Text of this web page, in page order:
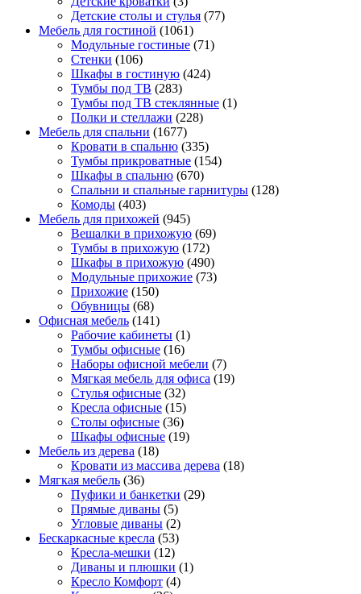
Детские столы и стулья (77)
Мебель для гостиной (1061)
Модульные гостиные (71)
Стенки (106)
Шкафы в гостиную (424)
Тумбы под ТВ (283)
Тумбы под ТВ стеклянные (1)
Полки и стеллажи (228)
Мебель для спальни (1677)
Кровати в спальню (335)
Тумбы прикроватные (154)
Шкафы в спальню (670)
Спальни и спальные гарнитуры (128)
Комоды (403)
Мебель для прихожей (945)
Вешалки в прихожую (69)
Тумбы в прихожую (172)
Шкафы в прихожую (490)
Модульные прихожие (73)
Прихожие (150)
Обувницы (68)
Офисная мебель (141)
Рабочие кабинеты (1)
Тумбы офисные (16)
Наборы офисной мебели (7)
Мягкая мебель для офиса (19)
Стулья офисные (32)
Кресла офисные (15)
Столы офисные (36)
Шкафы офисные (19)
Мебель из дерева (18)
Кровати из массива дерева (18)
Мягкая мебель (36)
Пуфики и банкетки (29)
Прямые диваны (5)
Угловые диваны (2)
Бескаркасные кресла (53)
Кресла-мешки (12)
Диваны и плюшки (1)
Кресло Комфорт (4)